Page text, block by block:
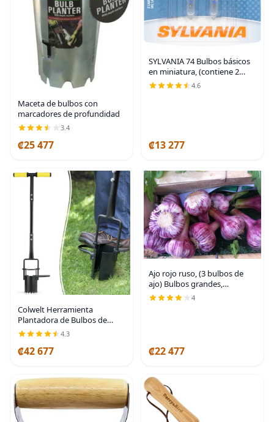
Maceta de bulbos con
marcadores de profundidad
3.4
₡25 477
SYLVANIA 74 Bulbos básicos
en miniatura, (contiene 2
bombillas) 4.6
₡13 277
Colwelt Herramienta
Plantadora de Bulbos de
Mango Largo, Base Dentada
Jardinería con Agarre Suave,
4.3
₡42 677
Ajo rojo ruso, (3 bulbos de
ajo) Bulbos grandes,
ligeramente púrpura
4
₡22 477